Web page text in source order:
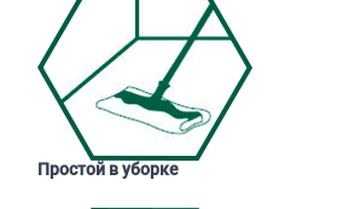
Простой в уборке